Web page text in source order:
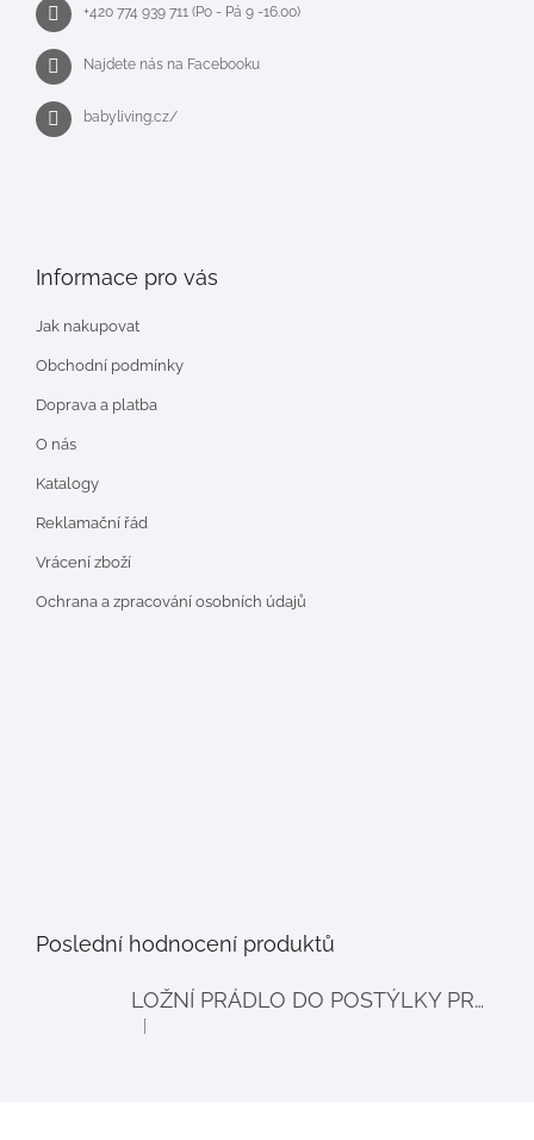
+420 774 939 711 (Po - Pá 9 -16.00)
Najdete nás na Facebooku
babyliving.cz/
Informace pro vás
Jak nakupovat
Obchodní podmínky
Doprava a platba
O nás
Katalogy
Reklamační řád
Vrácení zboží
Ochrana a zpracování osobních údajů
Poslední hodnocení produktů
LOŽNÍ PRÁDLO DO POSTÝLKY PRO PANENKY BALLOON - šedé
Hodnocení produktu je 4 z 5 hvězdiček.